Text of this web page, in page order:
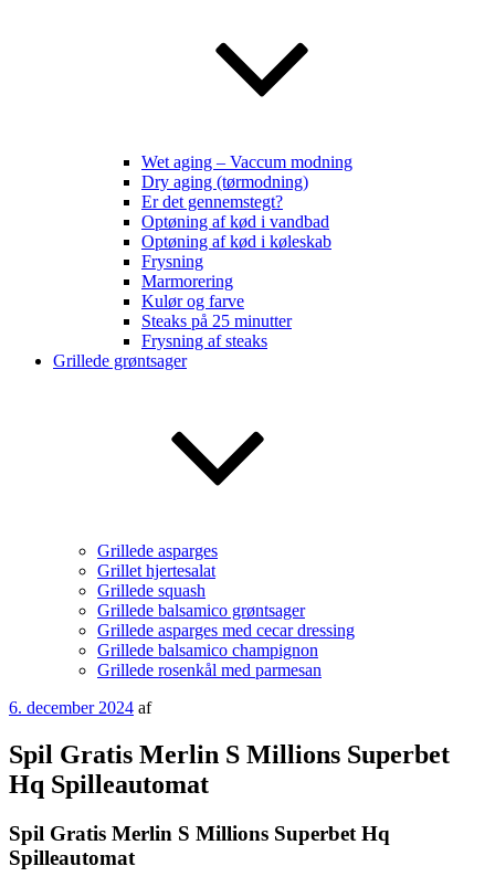
Wet aging – Vaccum modning
Dry aging (tørmodning)
Er det gennemstegt?
Optøning af kød i vandbad
Optøning af kød i køleskab
Frysning
Marmorering
Kulør og farve
Steaks på 25 minutter
Frysning af steaks
Grillede grøntsager
Grillede asparges
Grillet hjertesalat
Grillede squash
Grillede balsamico grøntsager
Grillede asparges med cecar dressing
Grillede balsamico champignon
Grillede rosenkål med parmesan
Udgivet
6. december 2024 af
Spil Gratis Merlin S Millions Superbet
Hq Spilleautomat
Spil Gratis Merlin S Millions Superbet Hq
Spilleautomat